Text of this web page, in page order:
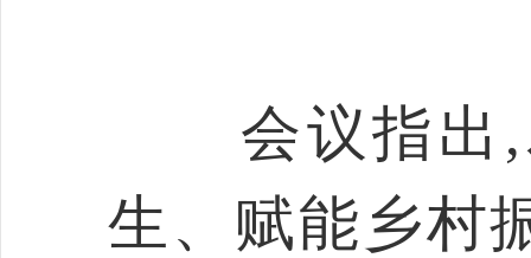
会议指出,
生、赋能乡村